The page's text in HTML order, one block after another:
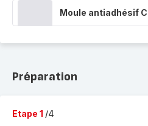
Moule antiadhésif
Préparation
Etape 1 /4